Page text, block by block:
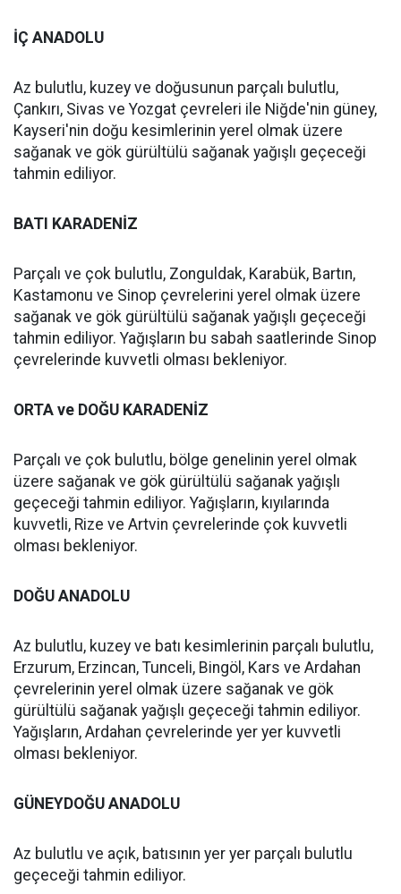
İÇ ANADOLU
Az bulutlu, kuzey ve doğusunun parçalı bulutlu,
Çankırı, Sivas ve Yozgat çevreleri ile Niğde'nin güney,
Kayseri'nin doğu kesimlerinin yerel olmak üzere
sağanak ve gök gürültülü sağanak yağışlı geçeceği
tahmin ediliyor.
BATI KARADENİZ
Parçalı ve çok bulutlu, Zonguldak, Karabük, Bartın,
Kastamonu ve Sinop çevrelerini yerel olmak üzere
sağanak ve gök gürültülü sağanak yağışlı geçeceği
tahmin ediliyor. Yağışların bu sabah saatlerinde Sinop
çevrelerinde kuvvetli olması bekleniyor.
ORTA ve DOĞU KARADENİZ
Parçalı ve çok bulutlu, bölge genelinin yerel olmak
üzere sağanak ve gök gürültülü sağanak yağışlı
geçeceği tahmin ediliyor. Yağışların, kıyılarında
kuvvetli, Rize ve Artvin çevrelerinde çok kuvvetli
olması bekleniyor.
DOĞU ANADOLU
Az bulutlu, kuzey ve batı kesimlerinin parçalı bulutlu,
Erzurum, Erzincan, Tunceli, Bingöl, Kars ve Ardahan
çevrelerinin yerel olmak üzere sağanak ve gök
gürültülü sağanak yağışlı geçeceği tahmin ediliyor.
Yağışların, Ardahan çevrelerinde yer yer kuvvetli
olması bekleniyor.
GÜNEYDOĞU ANADOLU
Az bulutlu ve açık, batısının yer yer parçalı bulutlu
geçeceği tahmin ediliyor.